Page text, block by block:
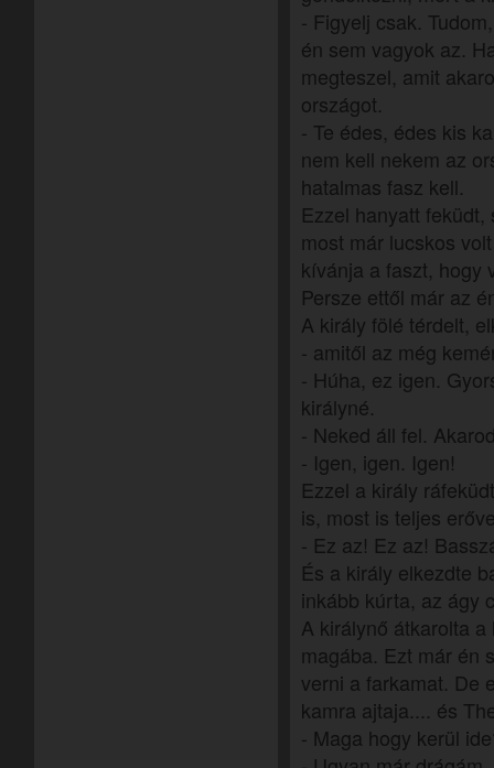
- Figyelj csak.
én sem vagyok az.
megteszel, amit
országot.
- Te édes, édes kis
nem kell nekem az
hatalmas fasz kell.
Ezzel hanyatt
most már lucskos
kívánja a faszt, hogy
Persze ettől már az
A király fölé térdelt,
- amitől az még
- Húha, ez igen.
királyné.
- Neked áll fel.
- Igen, igen. Igen!
Ezzel a király
is, most is teljes
- Ez az! Ez az!
És a király elkezdte
inkább kúrta, az ágy
A királynő átkarolta
magába. Ezt már én
verni a farkamat. De
kamra ajtaja.... és
- Maga hogy kerül